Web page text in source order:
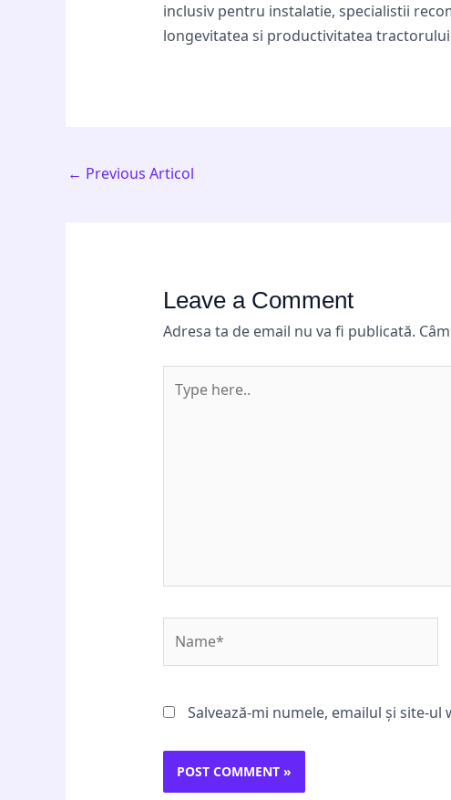
inclusiv pentru instalatie, specialistii
longevitatea si productivitatea
← Previous Articol
Leave a Comment
Adresa ta de email nu va fi publicată.
here..
Salvează-mi numele, emailul și site-